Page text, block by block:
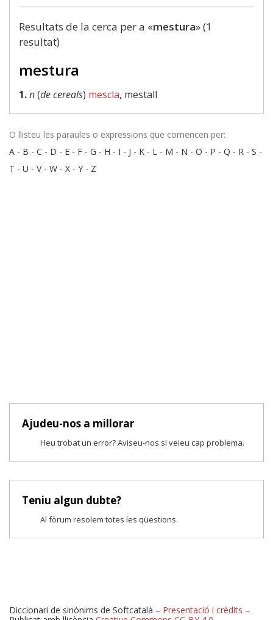
Resultats de la cerca per a «mestura» (1
resultat)
mestura
1.n(de cereals) mescla, mestall
O llisteu les paraules o expressions que comencen per:
A - B - C - D - E - F - G - H - I - J - K - L - M - N - O - P - Q - R - S -
T - U - V- W - X - Y - Z
Ajudeu-nos a millorar
Heu trobat un error? Aviseu-nos si veieu cap problema.
Teniu algun dubte?
Al fòrum resolem totes les qüestions.
Diccionari de sinònims de Softcatalà – Presentació i crèdits –